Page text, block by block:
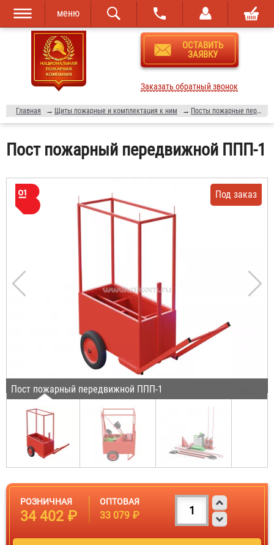
Перейти к
основному
содержанию
Skip to
navigation
меню
ОСТАВИТЬ
ЗАЯВКУ
Заказать обратный звонок
Главная → Щиты пожарные и комплектация к ним → Посты пожарные передвижные
Пост пожарный передвижной ППП-1
Пост пожарный передвижной ППП-1
Под заказ
РОЗНИЧНАЯ
34 402 ₽
ОПТОВАЯ
33 079 ₽